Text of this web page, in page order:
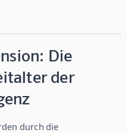
Die
der
durch die